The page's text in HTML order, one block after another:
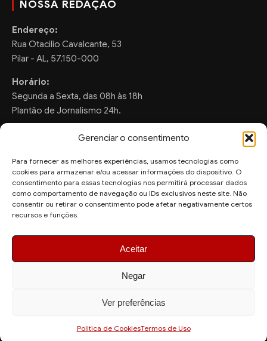
Gerenciar o consentimento
Para fornecer as melhores experiências, usamos tecnologias como
cookies para armazenar e/ou acessar informações do dispositivo. O
consentimento para essas tecnologias nos permitirá processar dados
como comportamento de navegação ou IDs exclusivos neste site. Não
consentir ou retirar o consentimento pode afetar negativamente certos
recursos e funções.
Aceitar
Negar
Ver preferências
Politica de CookiesTermos de Uso
NOSSA REDAÇÃO
Endereço:
Rua Otacilio Cavalcante, 53
Pilar - AL, 57.150-000
Horário:
Segunda a Sexta, das 08h às 18h
Plantão de Jornalismo 24h.
FALE CONOSCO
Sugestões de Pauta:
ronaldo.valentim150@gmail.com
© 2026 AquiAgora - Todos os direitos reservados.